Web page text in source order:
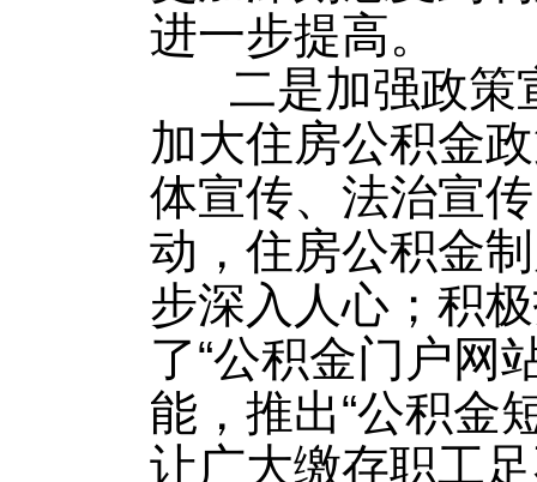
进一步提高。
二是加强政策
加大住房公积金
体宣传、法治宣
动，住房公积金
步深入人心；积
了“公积金门户网
能，推出“公积金
让广大缴存职工